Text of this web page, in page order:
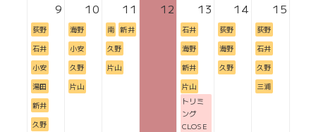
9
荻野
石井
小安
湯田
新井
久野
10
海野
小安
久野
片山
11
南 新井
久野
片山
12 13
石井
海野
新井
片山
トリミ
ング
CLOSE
14
荻野
海野
久野
15
荻野
石井
久野
三浦